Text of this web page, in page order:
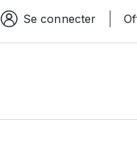
Espace connexion
Se connecter